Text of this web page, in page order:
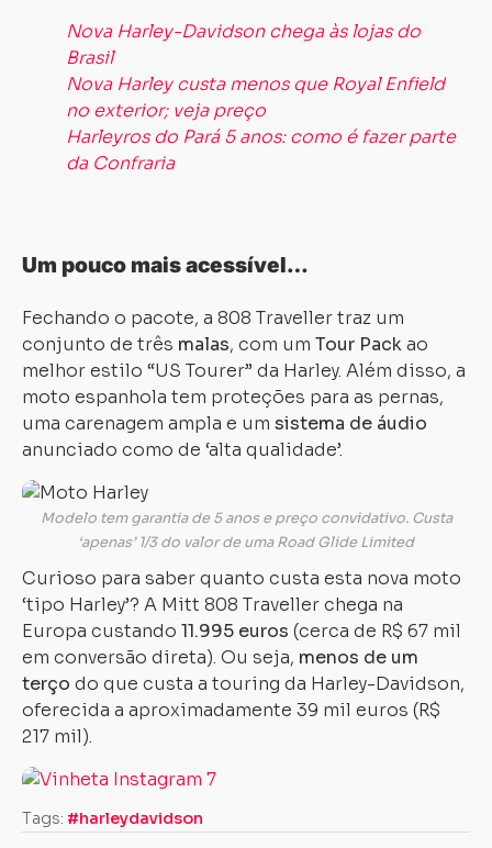
Nova Harley-Davidson chega às lojas do
Brasil
Nova Harley custa menos que Royal Enfield
no exterior; veja preço
Harleyros do Pará 5 anos: como é fazer parte
da Confraria
Um pouco mais acessível…
Fechando o pacote, a 808 Traveller traz um
conjunto de três malas, com um Tour Packao
melhor estilo “US Tourer” da Harley. Além disso, a
moto espanhola tem proteções para as pernas,
uma carenagem ampla e um sistema de áudio
anunciado como de ‘alta qualidade’.
Modelo tem garantia de 5 anos e preço convidativo. Custa
‘apenas’ 1/3 do valor de uma Road Glide Limited
Curioso para saber quanto custa esta nova moto
‘tipo Harley’? A Mitt 808 Traveller chega na
Europa custando 11.995 euros (cerca de R$ 67 mil
em conversão direta). Ou seja, menos de um
terço do que custa a touring da Harley-Davidson,
oferecida a aproximadamente 39 mil euros (R$
217 mil).
Tags: #harleydavidson
Carregando...
Carregando...